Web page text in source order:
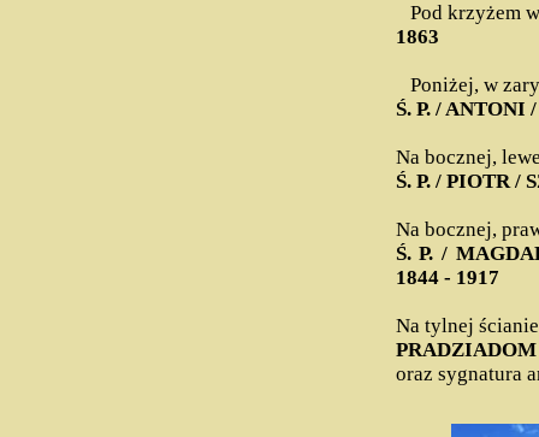
Pod krzyżem
1863
Poniżej, w
Ś. P. / ANTONI
Na bocznej,
Ś. P. / PIOTR /
Na bocznej,
Ś. P. /
1844 - 1917
Na tylnej
PRADZIADOM
oraz sygnatura